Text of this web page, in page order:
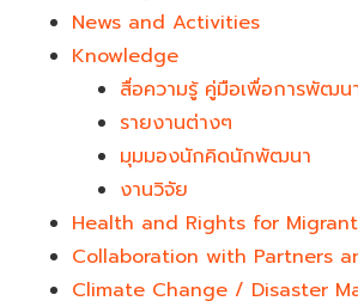
News and Activities
Knowledge
สื่อความรู้ คู่มือเพื่อการพัฒน
รายงานต่างๆ
มุมมองนักคิดนักพัฒนา
งานวิจัย
Health and Rights for
Collaboration with Partners
Climate Change / Disaster